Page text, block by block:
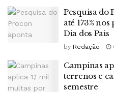
Pesquisa do
até 173%
Dia dos Pais
by Redação
Campinas
terrenos e
semestre